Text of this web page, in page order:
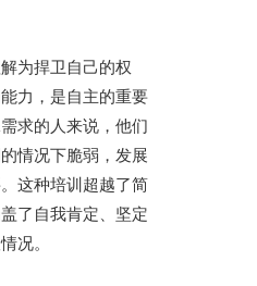
为捍卫自己的权
力，是自主的重要
求的人来说，他们
情况下脆弱，发展
这种培训超越了简
了自我肯定、坚定
况。